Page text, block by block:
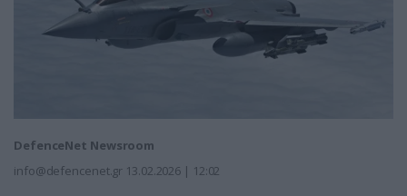
DefenceNet Newsroom
info@defencenet.gr 13.02.2026 | 12:02